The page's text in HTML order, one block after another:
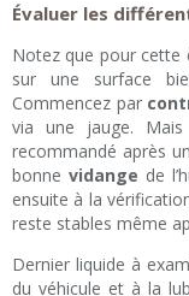
Évaluer les
Notez que pour cette
sur une surface
Commencez par
via une jauge.
recommandé après
bonne vidange de
ensuite à la
reste stables même
Dernier liquide à
du véhicule et à la